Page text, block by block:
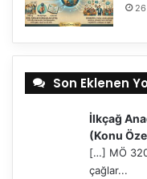
Son Eklenen
İlkçağ
(Konu
[…] MÖ
çağlar...